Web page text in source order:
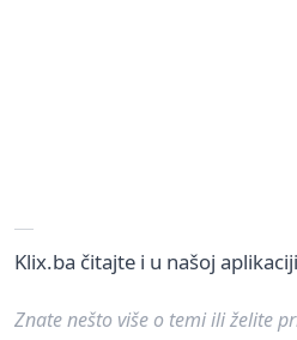
Klix.ba čitajte i u našoj
Znate nešto više o temi ili želite